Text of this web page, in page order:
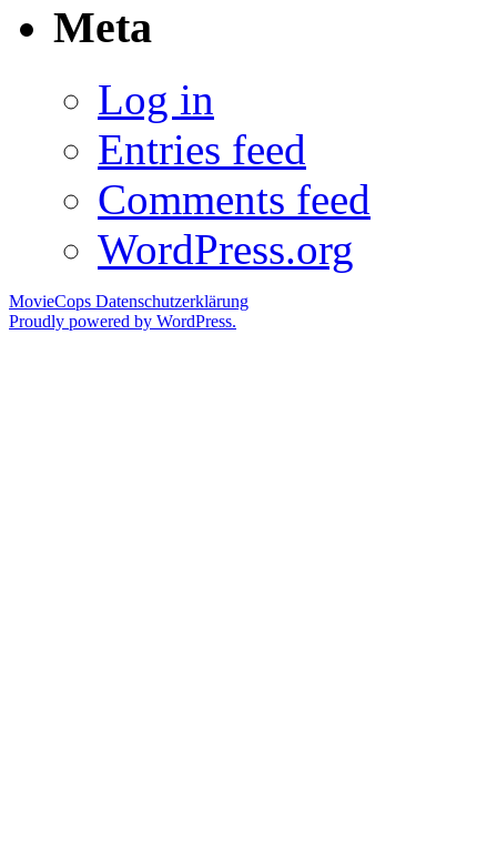
Meta
Log in
Entries feed
Comments feed
WordPress.org
MovieCops Datenschutzerklärung
Proudly powered by WordPress.